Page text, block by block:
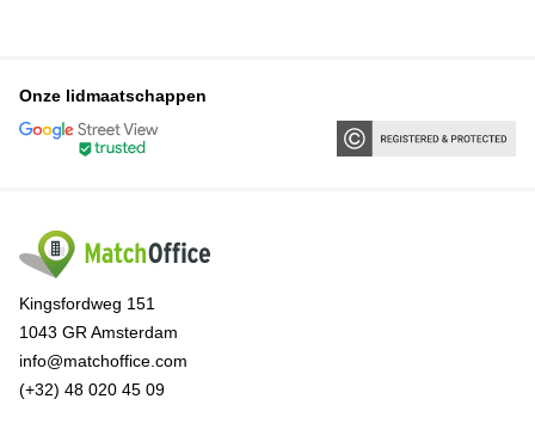
Onze lidmaatschappen
Kingsfordweg 151
1043 GR Amsterdam
info@matchoffice.com
(+32) 48 020 45 09